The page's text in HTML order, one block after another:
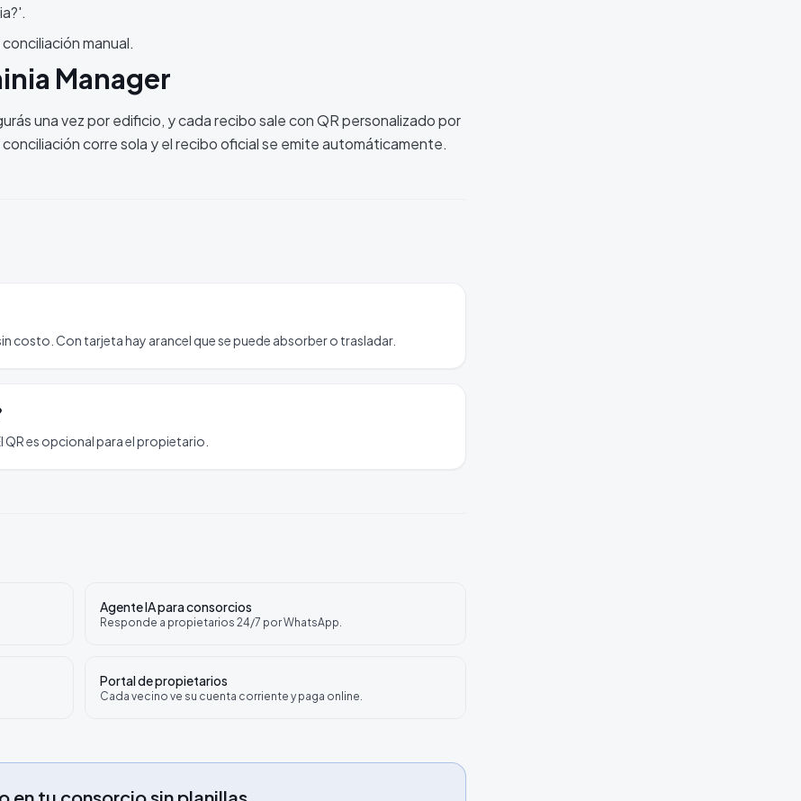
manual.
Manager
una vez por edificio, y cada recibo sale con QR personalizado por
corre sola y el recibo oficial se emite automáticamente.
costo. Con tarjeta hay arancel que se puede absorber o trasladar.
es opcional para el propietario.
Agente IA para consorcios
Responde a propietarios 24/7 por WhatsApp.
Portal de propietarios
Cada vecino ve su cuenta corriente y paga online.